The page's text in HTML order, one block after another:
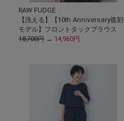
RAW FUDGE
【洗える】【10th Anniversary復刻
モデル】フロントタックブラウス
18,700円→ 14,960円